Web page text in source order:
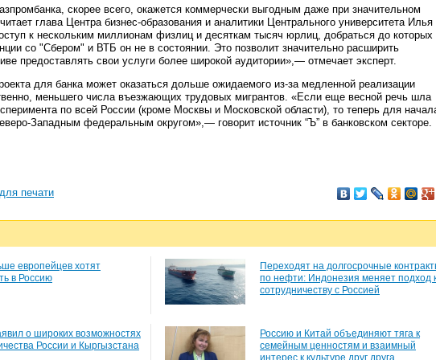
скорее всего, окажется коммерчески выгодным даже при значительном
глава Центра бизнес-образования и аналитики Центрального университета Илья
к нескольким миллионам физлиц и десяткам тысяч юрлиц, добраться до которых
со "Сбером" и ВТБ он не в состоянии. Это позволит значительно расширить
предоставлять свои услуги более широкой аудитории»,— отмечает эксперт.
для банка может оказаться дольше ожидаемого из-за медленной реализации
меньшего числа въезжающих трудовых мигрантов. «Если еще весной речь шла
по всей России (кроме Москвы и Московской области), то теперь для
Западным федеральным округом»,— говорит источник “Ъ” в банковском секторе.
печати
европейцев хотят
в Россию
Переходят на долгосрочные
по нефти: Индонезия меняет подход
сотрудничеству с Россией
о широких возможностях
России и Кыргызстана
Россию и Китай объединяют тяга к
семейным ценностям и взаимный